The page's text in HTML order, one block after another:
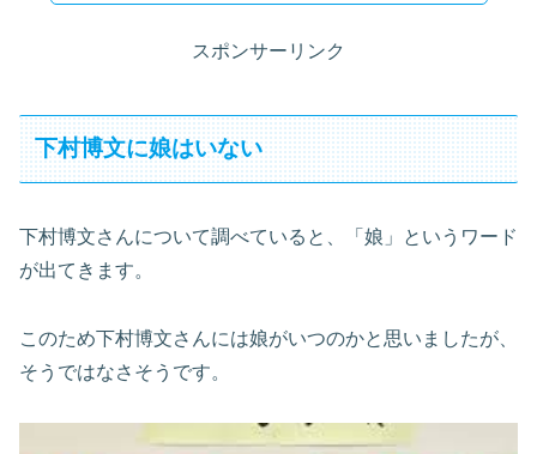
スポンサーリンク
下村博文に娘はいない
下村博文さんについて調べていると、「娘」というワード
が出てきます。
このため下村博文さんには娘がいつのかと思いましたが、
そうではなさそうです。